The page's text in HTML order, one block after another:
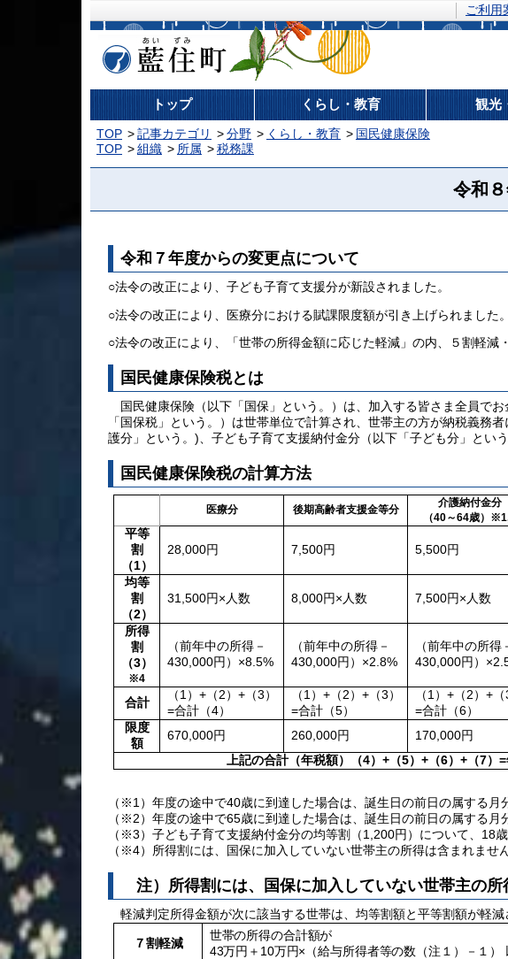
ご利用
藍住町
トップ くらし・教育 観光
TOP 記事カテゴリ 分野 くらし・教育
国民健康保険
TOP
組織 所属 税務課
令和
令和７年度からの変更点について
○法令の改正により、子ども子育て支援分が新設されました。
○法令の改正により 、医療分における賦課限度額が引き上げられました。
○法令の改正により、「世帯の所得金額に応じた軽減」の内、５割軽減
国民健康保険税とは
国民健康保険（以下「国保」という。）は、加入する皆さま全員で
「国保税」という。）は世帯単位で計算され、世帯主の方が納税義務
護分」という 。)、子ども子育て支援納付金分（以下「子ども分」とい
国民健康保険税の計算方法
医療分 後期高齢者支援金等分
介護納付金分
（40～64歳）
平等
割
（1）
28,000円 7,500円 5,500円
均等
割
（2）
31,500円×人数 8,000円×人数 7,500円×人数
所得
割
（3）
※4
（前年中の所得－
430,000円）×8.5%
（前年中の所得－
430,000円）×2.8%
（前年中の所得
430,000円）
合計
（1）+（2）+（3）
=合計（4）
（1）+（2）+（3）
=合計（5）
（1）+（2）+（
=合計（6）
限度
額
670,000円 260,000円 170,000円
上記の合計（年税額）（4）+（5）+（6）+（7）
（※1）年度の途中で40歳に到達した場合は、誕生日の前日の属する月
（※2）年度の途中で65歳に到達した場合は、誕生日の前日の属する月
（※3）子ども子育て支援納付金分の均等割（1,200円）について、18
（※4）所得割には、国保に加入していない世帯主の所得は含まれません
注）所得割には、国保に加入していない世帯主の
軽減判定所得金額が次に該当する世帯は、均等割額と平等割額が軽減
７割軽減
世帯の所得の合計額が
43万円＋10万円×（給与所得者等の数（注１）－１）